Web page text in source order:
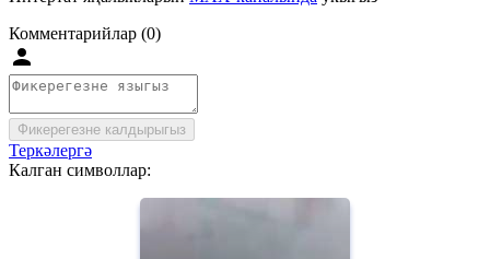
Комментарийлар (0)
Фикерегезне калдырыгыз
Теркәлергә
Калган символлар: